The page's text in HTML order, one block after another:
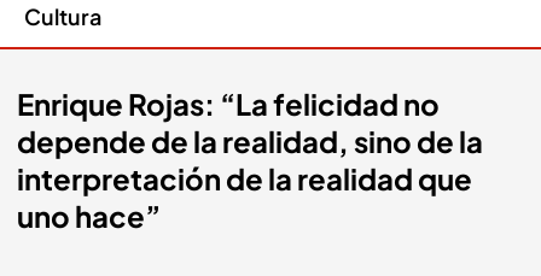
Cultura
Enrique Rojas: “La felicidad no
depende de la realidad, sino de la
interpretación de la realidad que
uno hace”